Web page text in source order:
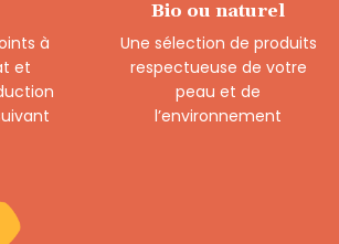
à
et
Bio ou naturel
Une sélection de produits
respectueuse de votre
peau et de
l’environnement